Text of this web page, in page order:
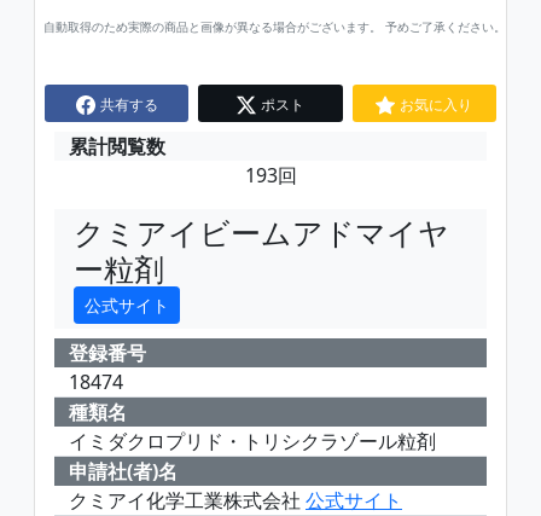
自動取得のため実際の商品と画像が異なる場合がございます。 予めご了承ください。
共有する ポスト お気に入り
累計閲覧数
193回
クミアイビームアドマイヤ
ー粒剤
公式サイト
登録番号
18474
種類名
イミダクロプリド・トリシクラゾール粒剤
申請社(者)名
クミアイ化学工業株式会社 公式サイト